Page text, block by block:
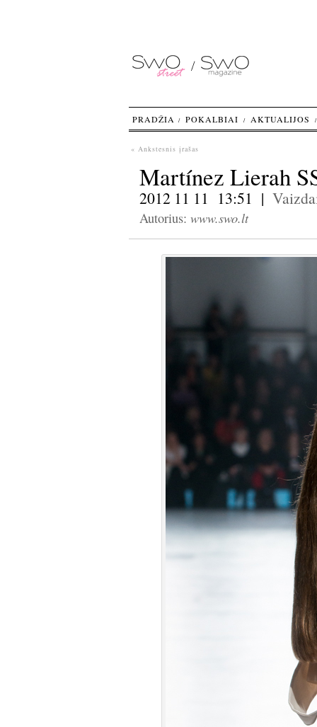
« Ankstesnis įrašas
Martínez Lierah
2012 11 11 13:51 |
Autorius: www.swo.lt
PRADŽIA POKALBIAI AKTUALIJOS